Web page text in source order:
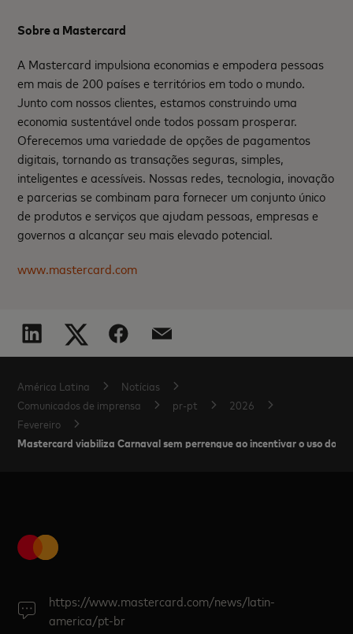
Sobre a Mastercard
A Mastercard impulsiona economias e empodera pessoas
em mais de 200 países e territórios em todo o mundo.
Junto com nossos clientes, estamos construindo uma
economia sustentável onde todos possam prosperar.
Oferecemos uma variedade de opções de pagamentos
digitais, tornando as transações seguras, simples,
inteligentes e acessíveis. Nossas redes, tecnologia, inovação
e parcerias se combinam para fornecer um conjunto único
de produtos e serviços que ajudam pessoas, empresas e
governos a alcançar seu mais elevado potencial.
www.mastercard.com
América Latina
Notícias
Comunicados de imprensa
pr-pt
2026
Fevereiro
Mastercard viabiliza Carnaval sem perrengue ao incentivar o uso do
https://www.mastercard.com/news/latin-
america/pt-br